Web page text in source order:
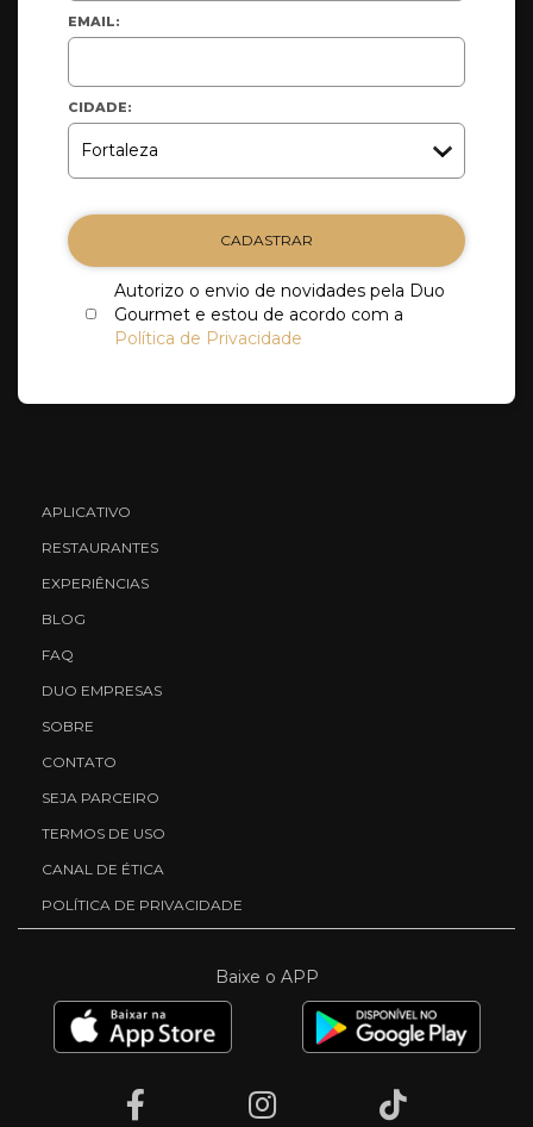
EMAIL:
CIDADE:
CADASTRAR
Autorizo o envio de novidades pela Duo
Gourmet e estou de acordo com a
Política de Privacidade
APLICATIVO
RESTAURANTES
EXPERIÊNCIAS
BLOG
FAQ
DUO EMPRESAS
SOBRE
CONTATO
SEJA PARCEIRO
TERMOS DE USO
CANAL DE ÉTICA
POLÍTICA DE PRIVACIDADE
Baixe o APP